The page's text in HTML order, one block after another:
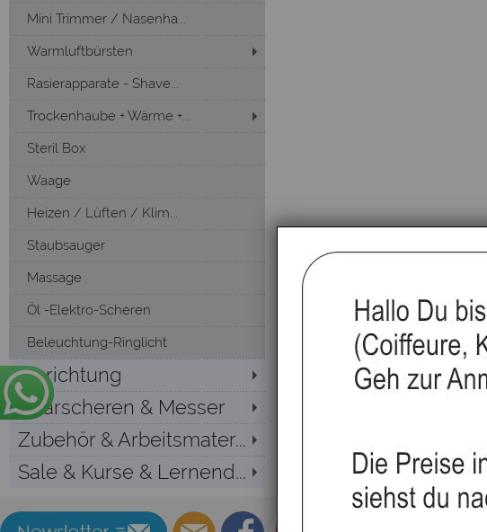
Mini Trimmer / Nasenha...
Warmluftbürsten
Rasierapparate - Shave...
Trockenhaube + Wärme +...
Steril Box
Waage
Heizen / Lüften / Klim...
Staubsauger
Massage
Öl -Elektro-Scheren
Beleuchtung-Ringlicht
Einrichtung
Haarscheren & Messer
Zubehör & Arbeitsmater...
Sale & Kurse & Lernend...